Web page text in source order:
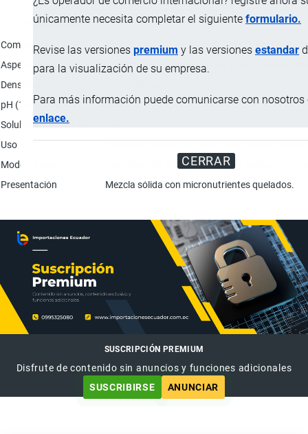
únicamente necesita completar el siguiente formulario.
Revise las versiones premium y las versiones estandar
para la visualización de su empresa.
Para más información puede comunicarse con nosotros
enlace.
CERRAR
Característica
Composición
Boro (B) soluble en agua: 0.65%; Cobre (Cu)
Aspecto físico
Sólido micro granulado color verde con olor
Densidad
pH (1% agua)
2.5 - 4.0
Solubilidad (agua 25 ºC)
Uso
Modo de uso
Fertirrigación: Cereales y maiz | 1 kg/ha,
Presentación
Mezcla sólida con micronutrientes quelados.
SUSCRIPCIÓN PREMIUM
Disfrute de contenido sin anuncios y funciones adicionales
SUSCRIBIRSE
ANUNCIAR